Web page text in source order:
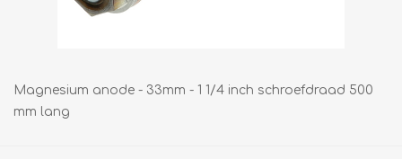
Magnesium anode - 33mm - 1 1/4 inch schroefdraad 500
mm lang